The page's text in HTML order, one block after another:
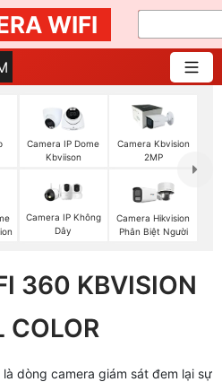
WIFI
Camera IP Dome
Kbviison
Camera Kbvision
2MP
Camera IP Không
Dây
Camera Hikvision
Phân Biệt Người
360 KBVISION
COLOR
dòng camera giám sát đem lại sự